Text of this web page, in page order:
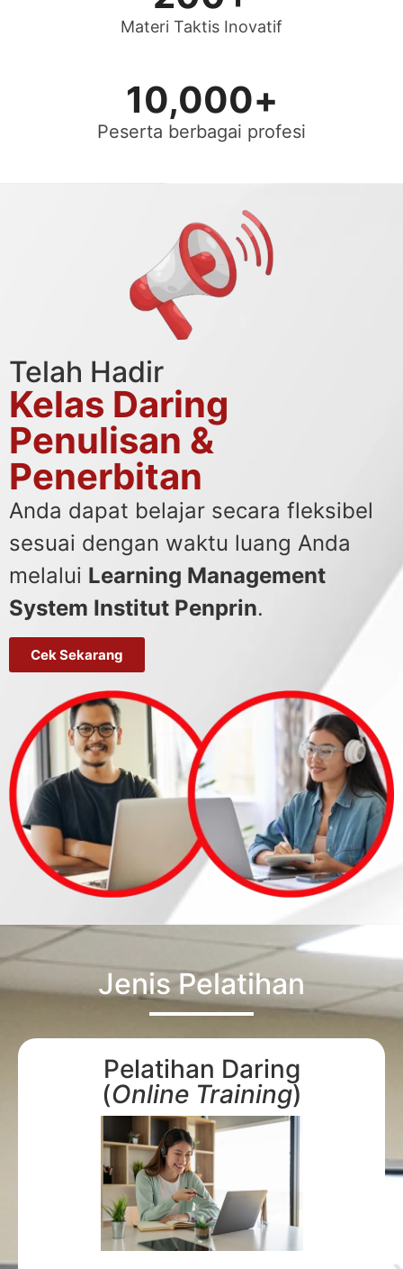
Materi Taktis Inovatif
Peserta berbagai profesi
10,000+
Telah Hadir
Kelas Daring
Penulisan &
Penerbitan
Anda dapat belajar secara fleksibel
sesuai dengan waktu luang Anda
melalui Learning Management
System Institut Penprin.
Cek Sekarang
Jenis Pelatihan
Pelatihan Daring
(Online Training)